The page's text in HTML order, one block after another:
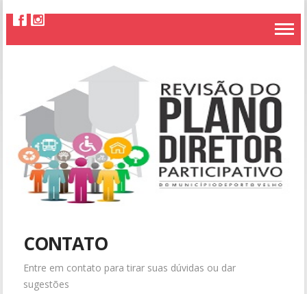
CONTATO
Entre em contato para tirar suas dúvidas ou dar
sugestões